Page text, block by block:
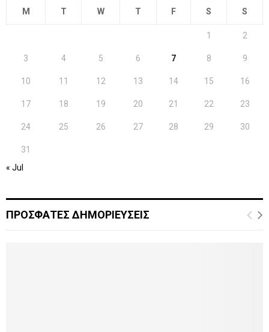
M T W T F S S
1 2
3 4 5 6 7 8 9
10 11 12 13 14 15 16
17 18 19 20 21 22 23
24 25 26 27 28 29 30
31
« Jul
ΠΡΟΣΦΑΤΕΣ ΔΗΜΟΡΙΕΥΣΕΙΣ